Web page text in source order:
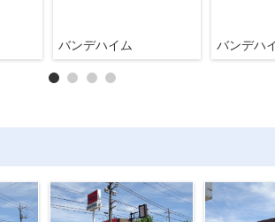
バンデハイム バンデハ